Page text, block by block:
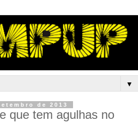
▼
de 2013
que tem agulhas no